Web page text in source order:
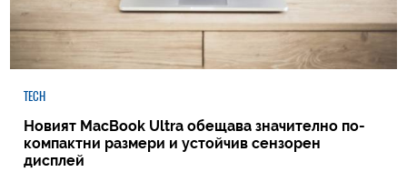
TECH
Новият MacBook Ultra обещава значително по-
компактни размери и устойчив сензорен
дисплей